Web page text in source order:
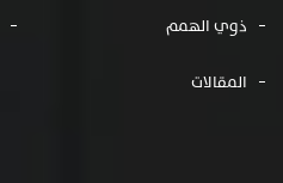
ذوي الهمم
المقالات